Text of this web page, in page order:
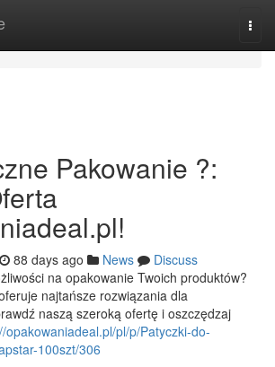
Pakowanie ?:
88 days ago News
Discuss
na opakowanie Twoich produktów?
najtańsze rozwiązania dla
naszą szeroką ofertę i oszczędzaj
opakowaniadeal.pl/pl/p/Patyczki-do-
100szt/306